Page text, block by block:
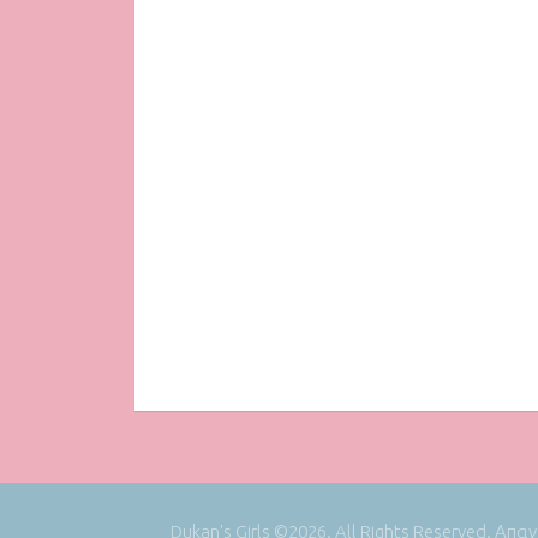
Dukan's Girls ©2026. All Rights Reserved.